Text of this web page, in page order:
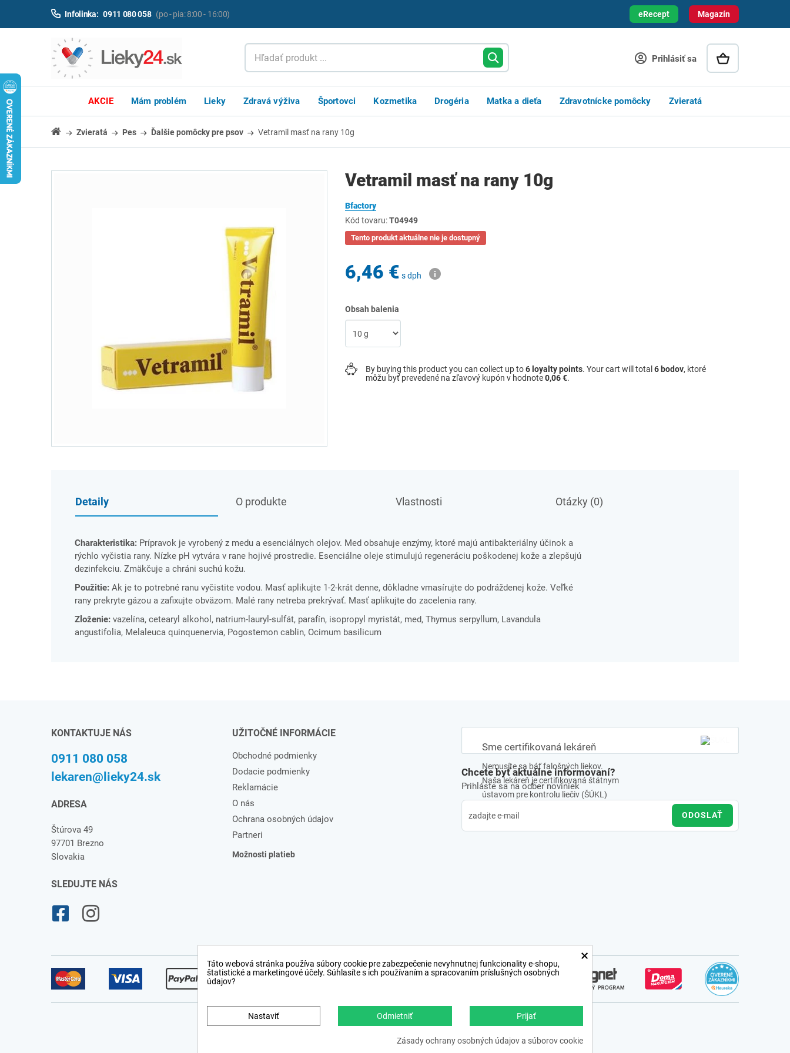
Magazín
Infolinka: 0911 080 058 (po - pia: 8:00 - 16:00) eRecept
Prihlásiť sa
AKCIE Mám problém Lieky Zdravá výživa Športovci Kozmetika Drogéria Matka a dieťa Zdravotnícke pomôcky Zvieratá
Zvieratá Pes Ďalšie pomôcky pre psov Vetramil masť na rany 10g
Vetramil masť na rany 10g
Bfactory
Kód tovaru:T04949
Tento produkt aktuálne nie je dostupný
6,46 € s dph
Obsah balenia
By buying this product you can collect up to6 loyalty points. Your cart will total 6 bodov, ktoré
môžu byť prevedené na zľavový kupón v hodnote0,06 €.
Detaily O produkte Vlastnosti Otázky (0)
Charakteristika: Prípravok je vyrobený z medu a esenciálnych olejov. Med obsahuje enzýmy, ktoré majú antibakteriálny účinok a
rýchlo vyčistia rany. Nízke pH vytvára v rane hojivé prostredie. Esenciálne oleje stimulujú regeneráciu poškodenej kože a zlepšujú
dezinfekciu. Zmäkčuje a chráni suchú kožu.
Použitie: Ak je to potrebné ranu vyčistite vodou. Masť aplikujte 1-2-krát denne, dôkladne vmasírujte do podráždenej kože. Veľké
rany prekryte gázou a zafixujte obväzom. Malé rany netreba prekrývať. Masť aplikujte do zacelenia rany.
Zloženie: vazelína, cetearyl alkohol, natrium-lauryl-sulfát, parafín, isopropyl myristát, med, Thymus serpyllum, Lavandula
angustifolia, Melaleuca quinquenervia, Pogostemon cablin, Ocimum basilicum
Sme certifikovaná lekáreň
Nemusíte sa báť falošných liekov.
Naša lekáreň je certifikovaná štátnym
ústavom pre kontrolu liečiv (ŠÚKL)
KONTAKTUJE NÁS
0911 080 058
lekaren@lieky24.sk
ADRESA
Štúrova 49
97701 Brezno
Slovakia
SLEDUJTE NÁS
UŽITOČNÉ INFORMÁCIE
Obchodné podmienky
Dodacie podmienky
Reklamácie
O nás
Ochrana osobných údajov
Partneri
Možnosti platieb
Chcete byť aktuálne informovaní?
Prihláste sa na odber noviniek
ODOSLAŤ
Copyright © 2012 − 2026 webdesign ,ppc › netsuccess.sk
×
Táto webová stránka používa súbory cookie pre zabezpečenie nevyhnutnej funkcionality e-shopu,
štatistické a marketingové účely. Súhlasíte s ich používaním a spracovaním príslušných osobných
údajov?
Nastaviť Odmietniť Prijať
Zásady ochrany osobných údajov a súborov cookie